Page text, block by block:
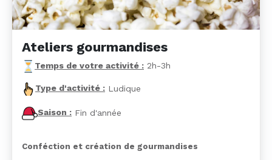
Ateliers gourmandises
Temps de votre activité : 2h-3h
Type d'activité : Ludique
Saison : Fin d'année
Conféction et création de gourmandises